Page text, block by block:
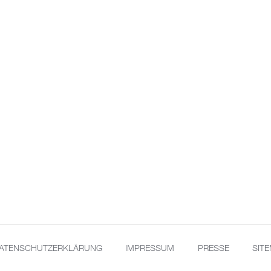
IMPRESSUM PRESSE